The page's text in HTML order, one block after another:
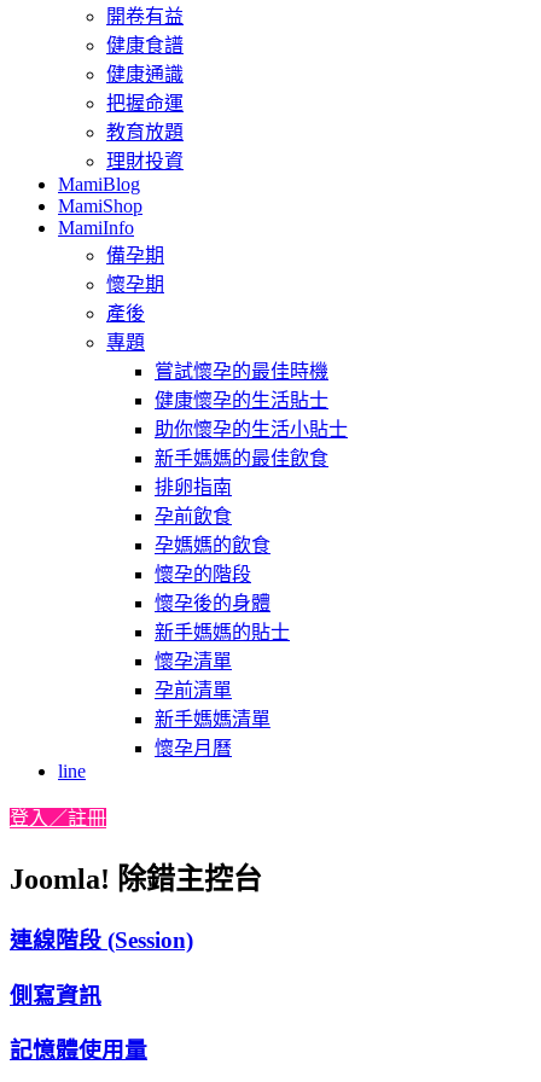
開卷有益
健康食譜
健康通識
把握命運
教育放題
理財投資
MamiBlog
MamiShop
MamiInfo
備孕期
懷孕期
產後
專題
嘗試懷孕的最佳時機
健康懷孕的生活貼士
助你懷孕的生活小貼士
新手媽媽的最佳飲食
排卵指南
孕前飲食
孕媽媽的飲食
懷孕的階段
懷孕後的身體
新手媽媽的貼士
懷孕清單
孕前清單
新手媽媽清單
懷孕月曆
line
登入／註冊
Joomla! 除錯主控台
連線階段 (Session)
側寫資訊
記憶體使用量